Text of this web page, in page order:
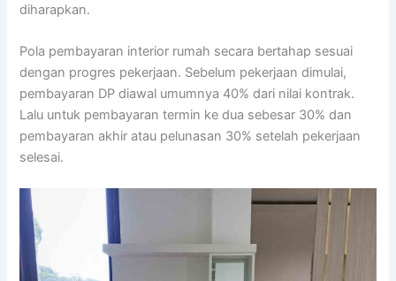
diharapkan.
Pola pembayaran interior rumah secara bertahap sesuai
dengan progres pekerjaan. Sebelum pekerjaan dimulai,
pembayaran DP diawal umumnya 40% dari nilai kontrak.
Lalu untuk pembayaran termin ke dua sebesar 30% dan
pembayaran akhir atau pelunasan 30% setelah pekerjaan
selesai.